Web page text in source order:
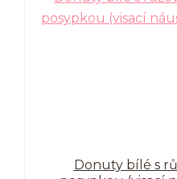
Donuty bílé s